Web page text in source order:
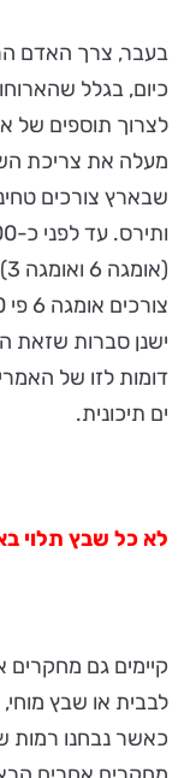
שבארץ צורכים
ישנן סברות שזאת
דומות לזו של
ים תיכונית.
לא כל שבץ תלוי
קיימים גם
לבבית או שבץ
כאשר נבחנו